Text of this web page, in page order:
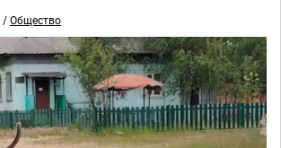
/Общество